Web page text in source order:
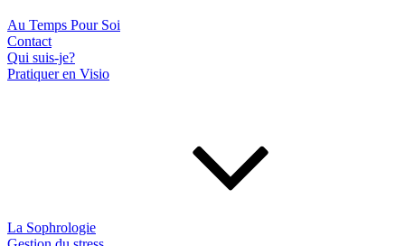
Au Temps Pour Soi
Contact
Qui suis-je?
Pratiquer en Visio
La Sophrologie